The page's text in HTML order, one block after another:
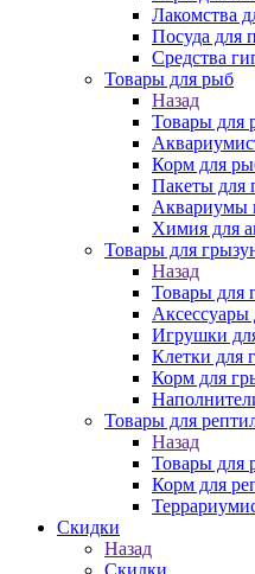
Лакомства
Посуда для
Средства
Товары для рыб
Назад
Товары для
Корм для
Пакеты для
Аквариумы
Химия для
Товары для
Назад
Товары для
Аксессуары
Игрушки
Клетки для
Корм для
Товары для
Назад
Товары для
Корм для
Скидки
Назад
Скидки